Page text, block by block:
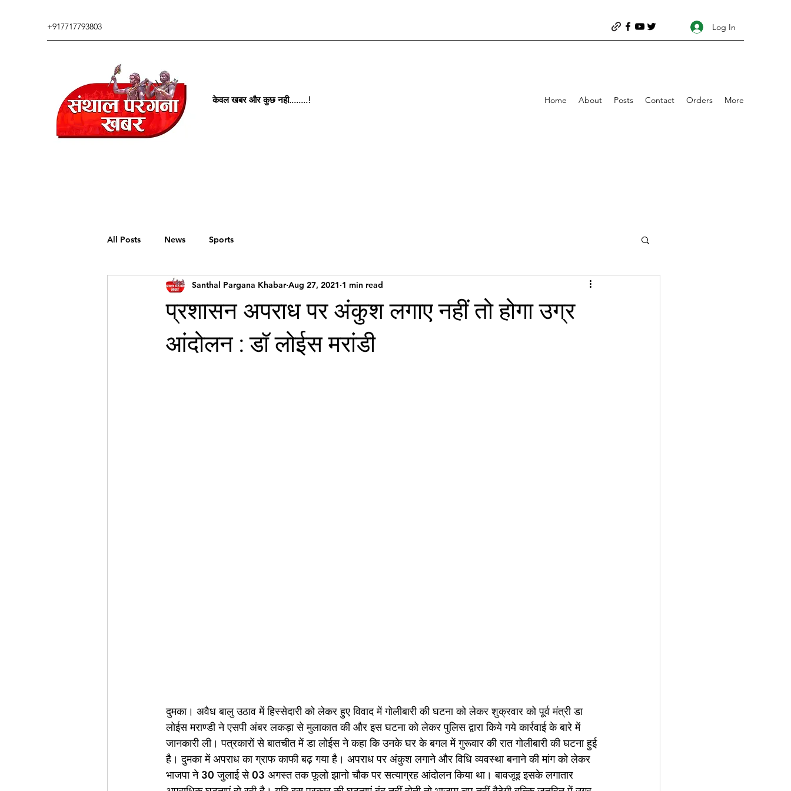
+917717793803 Log In
केवल खबर और कुछ नही........! Home About Posts Contact Orders More
All Posts News Sports
प्रशासन अपराध पर अंकुश लगाए नहीं तो होगा उग्र
आंदोलन : डॉ लोईस मरांडी
Santhal Pargana Khabar Aug 27, 2021 1 min read
दुमका। अवैध बालु उठाव में हिस्सेदारी को लेकर हुए विवाद में गोलीबारी की घटना को लेकर शुक्रवार को पूर्व मंत्री डा
लोईस मराण्डी ने एसपी अंबर लकड़ा से मुलाकात की और इस घटना को लेकर पुलिस द्वारा किये गये कार्रवाई के बारे में
जानकारी ली। पत्रकारों से बातचीत में डा लोईस ने कहा कि उनके घर के बगल में गुरूवार की रात गोलीबारी की घटना हुई
है। दुमका में अपराध का ग्राफ काफी बढ़ गया है। अपराध पर अंकुश लगाने और विधि व्यवस्था बनाने की मांग को लेकर
भाजपा ने 30 जुलाई से 03 अगस्त तक फूलो झानो चौक पर सत्याग्रह आंदोलन किया था। बावजूइ इसके लगातार